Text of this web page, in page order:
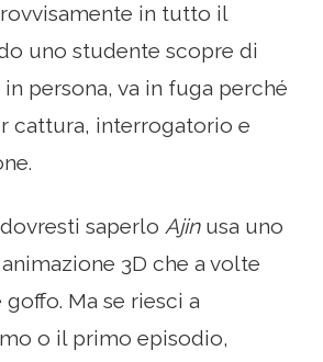
in tutto il
uno studente scopre di
persona, va in fuga perché
cattura, interrogatorio e
saperlo Ajinusa uno
3D che a volte
Ma se riesci a
o il primo episodio,